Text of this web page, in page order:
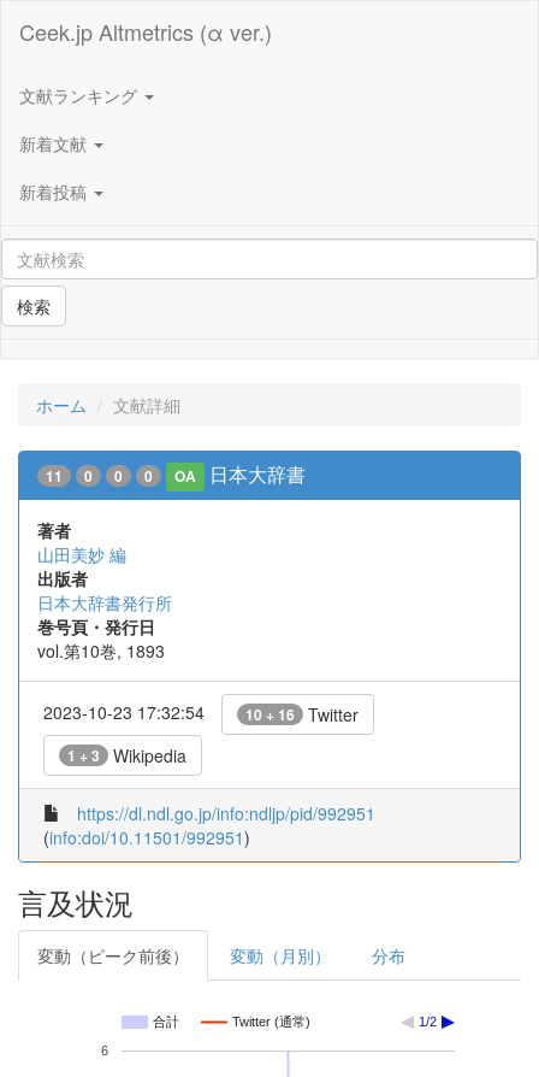
Ceek.jp Altmetrics (α ver.)
文献ランキング
新着文献
新着投稿
検索
ホーム 文献詳細
11 0 0 0 OA 日本大辞書
著者
山田美妙 編
出版者
日本大辞書発行所
巻号頁・発行日
vol.第10巻, 1893
2023-10-23 17:32:54 10 + 16 Twitter
1 + 3 Wikipedia
https://dl.ndl.go.jp/info:ndljp/pid/992951
(info:doi/10.11501/992951)
言及状況
変動（ピーク前後） 変動（月別） 分布
合計 Twitter (通常) 1/2
6